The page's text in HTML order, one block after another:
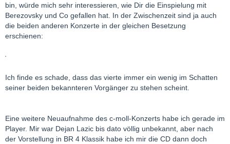
Mein bisheriger Favorit für das dritte war deshalb immer Earl
Wild unter Horenstein, das zweite seit Jahrzehnten die Katchen-
Solti , aber diese von Dir empfohlene CD werde ich gleich jetzt
bin, würde mich sehr interessieren, wie Dir die Einspielung mit
Berezovsky und Co gefallen hat. In der Zwischenzeit sind ja auch
die beiden anderen Konzerte in der gleichen Besetzung
erschienen:
Ich finde es schade, dass das vierte immer ein wenig im Schatten
seiner beiden bekannteren Vorgänger zu stehen scheint.
Eine weitere Neuaufnahme des c-moll-Konzerts habe ich gerade im
Player. Mir war Dejan Lazic bis dato völlig unbekannt, aber nach
der Vorstellung in BR 4 Klassik habe ich mir die CD dann doch